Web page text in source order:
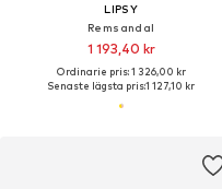
LIPSY
Remsandal
1 193,40 kr
Ordinarie pris: 1 326,00 kr
Senaste lägsta pris:1 127,10 kr